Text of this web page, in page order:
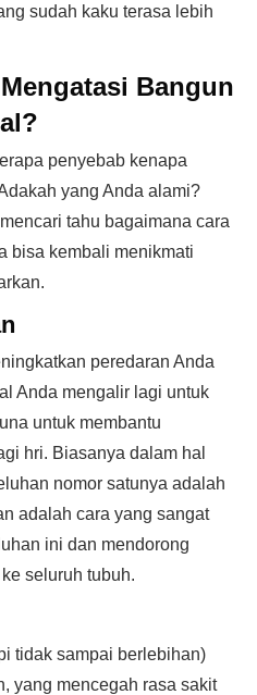
sudah kaku terasa lebih
Bangun
penyebab kenapa
yang Anda alami?
tahu bagaimana cara
bisa kembali menikmati
peredaran Anda
Anda mengalir lagi untuk
untuk membantu
hri. Biasanya dalam hal
nomor satunya adalah
adalah cara yang sangat
ini dan mendorong
seluruh tubuh.
tidak sampai berlebihan)
yang mencegah rasa sakit